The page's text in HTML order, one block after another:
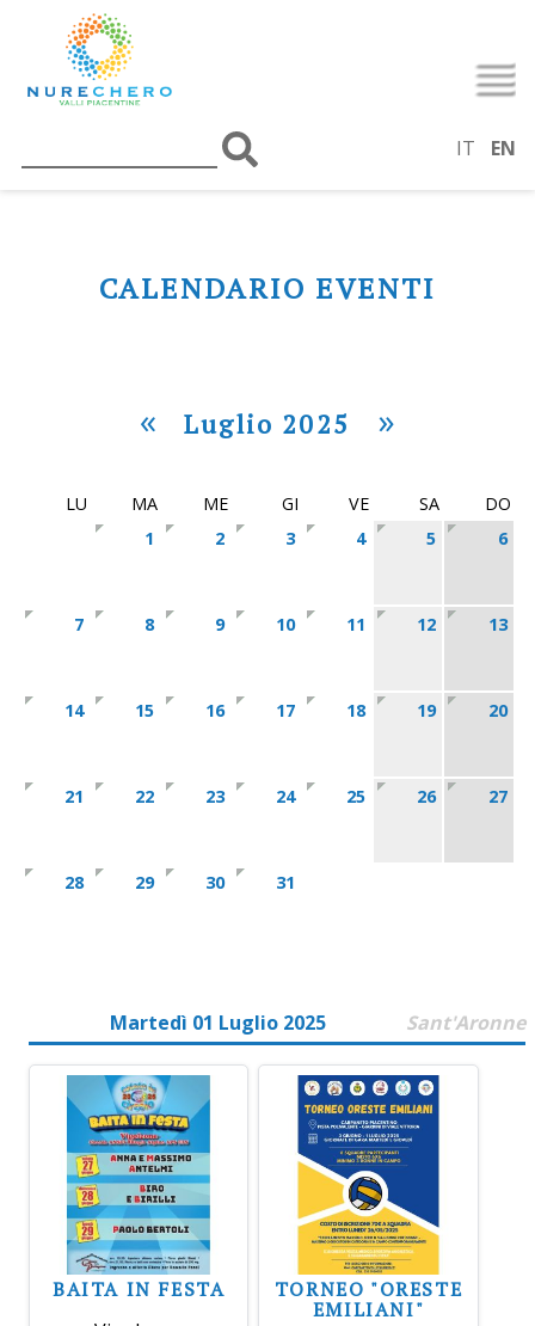
IT EN
CALENDARIO EVENTI
« Luglio 2025 »
LU MA ME GI VE SA
DO
1
2 3 4 5 6
7 8 9 10 11 12 13
14 15 16 17 18 19 20
21 22 23 24 25 26 27
28 29 30 31
Martedì 01 Luglio 2025 Sant'Aronne
BAITA IN FESTA
TORNEO "ORESTE
EMILIANI"